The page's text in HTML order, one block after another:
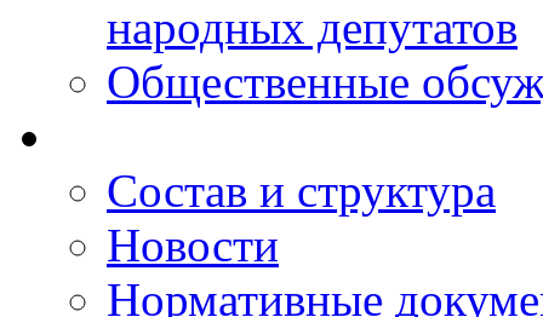
народных депутатов
Общественные
Состав и структура
Новости
Нормативные